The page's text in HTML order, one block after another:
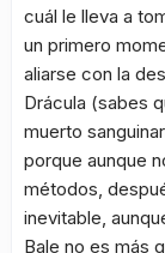
cuál le lleva a
un primero
aliarse con la
Drácula (sabes
muerto
porque aunque
métodos,
inevitable,
Bale no es más